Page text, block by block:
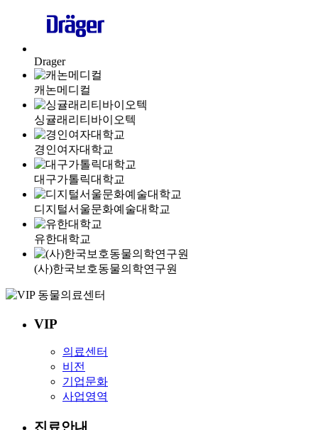
Drager
캐논메디컬
싱귤래리티바이오텍
경인여자대학교
대구가톨릭대학교
디지털서울문화예술대학교
유한대학교
(사)한국보호동물의학연구원
VIP
의료센터
비전
기업문화
사업영역
진료안내